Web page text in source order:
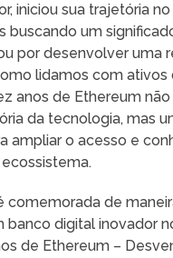
iniciou sua trajetória
buscando um
por desenvolver uma
lidamos com ativos
anos de Ethereum não
da tecnologia, mas
ampliar o acesso e
comemorada de
banco digital inovador
de Ethereum –